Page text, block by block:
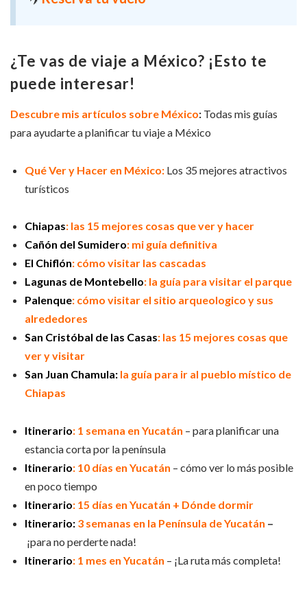
¿Te vas de viaje a México? ¡Esto te
puede interesar!
Descubre mis artículos sobre México: Todas mis guías
para ayudarte a planificar tu viaje a México
Qué Ver y Hacer en México: Los 35 mejores atractivos
turísticos
Chiapas: las 15 mejores cosas que ver y hacer
Cañón del Sumidero: mi guía definitiva
El Chiflón: cómo visitar las cascadas
Lagunas de Montebello: la guía para visitar el parque
Palenque: cómo visitar el sitio arqueologico y sus
alrededores
San Cristóbal de las Casas: las 15 mejores cosas que
ver y visitar
San Juan Chamula: la guía para ir al pueblo místico de
Chiapas
Itinerario: 1 semana en Yucatán – para planificar una
estancia corta por la península
Itinerario: 10 días en Yucatán – cómo ver lo más posible
en poco tiempo
Itinerario: 15 días en Yucatán + Dónde dormir
Itinerario: 3 semanas en la Península de Yucatán –
¡para no perderte nada!
Itinerario: 1 mes en Yucatán – ¡La ruta más completa!